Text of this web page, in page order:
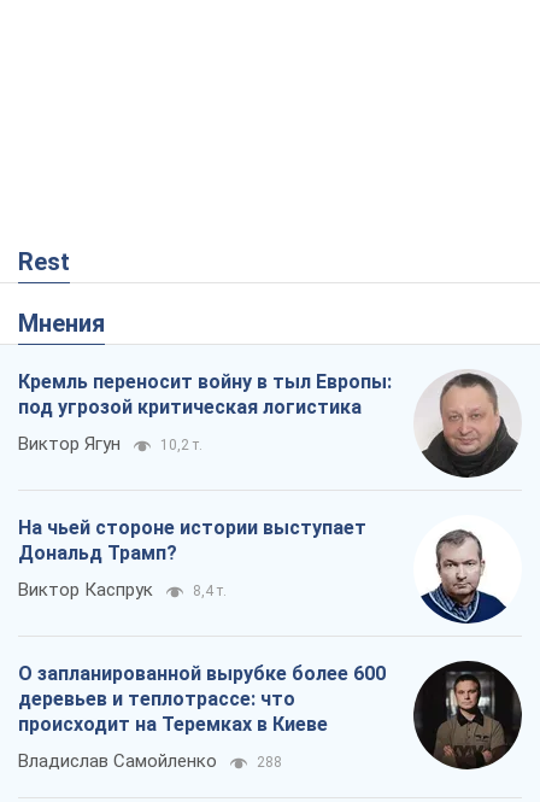
Rest
Мнения
Кремль переносит войну в тыл Европы:
под угрозой критическая логистика
Виктор Ягун 10,2 т.
На чьей стороне истории выступает
Дональд Трамп?
Виктор Каспрук 8,4 т.
О запланированной вырубке более 600
деревьев и теплотрассе: что
происходит на Теремках в Киеве
Владислав Самойленко 288